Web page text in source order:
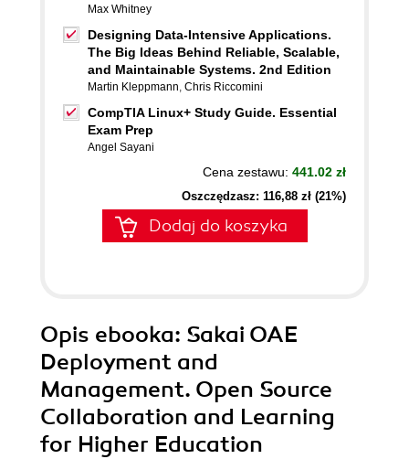
Max Whitney
Designing Data-Intensive Applications.
The Big Ideas Behind Reliable, Scalable,
and Maintainable Systems. 2nd Edition
Martin Kleppmann, Chris Riccomini
CompTIA Linux+ Study Guide. Essential
Exam Prep
Angel Sayani
Cena zestawu: 441.02 zł
Oszczędzasz: 116,88 zł (21%)
Dodaj do koszyka
Opis ebooka: Sakai OAE
Deployment and
Management. Open Source
Collaboration and Learning
for Higher Education